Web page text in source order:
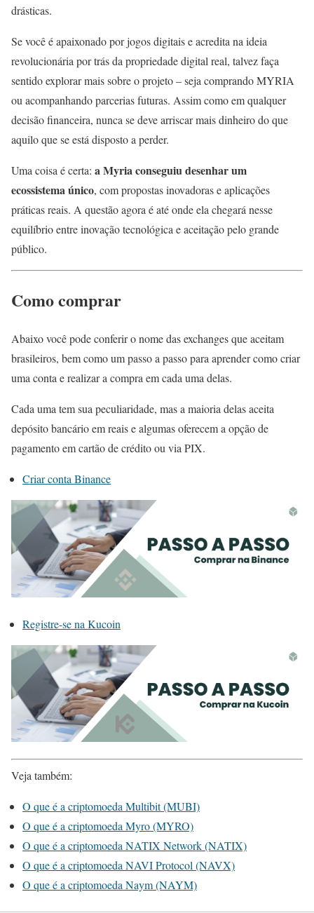
drásticas.
Se você é apaixonado por jogos digitais e acredita na ideia
revolucionária por trás da propriedade digital real, talvez faça
sentido explorar mais sobre o projeto – seja comprando MYRIA
ou acompanhando parcerias futuras. Assim como em qualquer
decisão financeira, nunca se deve arriscar mais dinheiro do que
aquilo que se está disposto a perder.
Uma coisa é certa: a Myria conseguiu desenhar um
ecossistema único, com propostas inovadoras e aplicações
práticas reais. A questão agora é até onde ela chegará nesse
equilíbrio entre inovação tecnológica e aceitação pelo grande
público.
Como comprar
Abaixo você pode conferir o nome das exchanges que aceitam
brasileiros, bem como um passo a passo para aprender como criar
uma conta e realizar a compra em cada uma delas.
Cada uma tem sua peculiaridade, mas a maioria delas aceita
depósito bancário em reais e algumas oferecem a opção de
pagamento em cartão de crédito ou via PIX.
Criar conta Binance
Registre-se na Kucoin
Veja também:
O que é a criptomoeda Multibit (MUBI)
O que é a criptomoeda Myro (MYRO)
O que é a criptomoeda NATIX Network (NATIX)
O que é a criptomoeda NAVI Protocol (NAVX)
O que é a criptomoeda Naym (NAYM)